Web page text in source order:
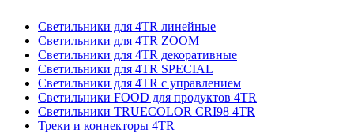
Светильники для 4TR линейные
Светильники для 4TR ZOOM
Светильники для 4TR декоративные
Светильники для 4TR SPECIAL
Светильники для 4TR с управлением
Светильники FOOD для продуктов 4TR
Светильники TRUECOLOR CRI98 4TR
Треки и коннекторы 4TR